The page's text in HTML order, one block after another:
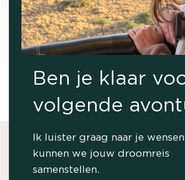
Ben je klaar
volgende
Ik luister graag naar je
kunnen we jouw droomreis
samenstellen.